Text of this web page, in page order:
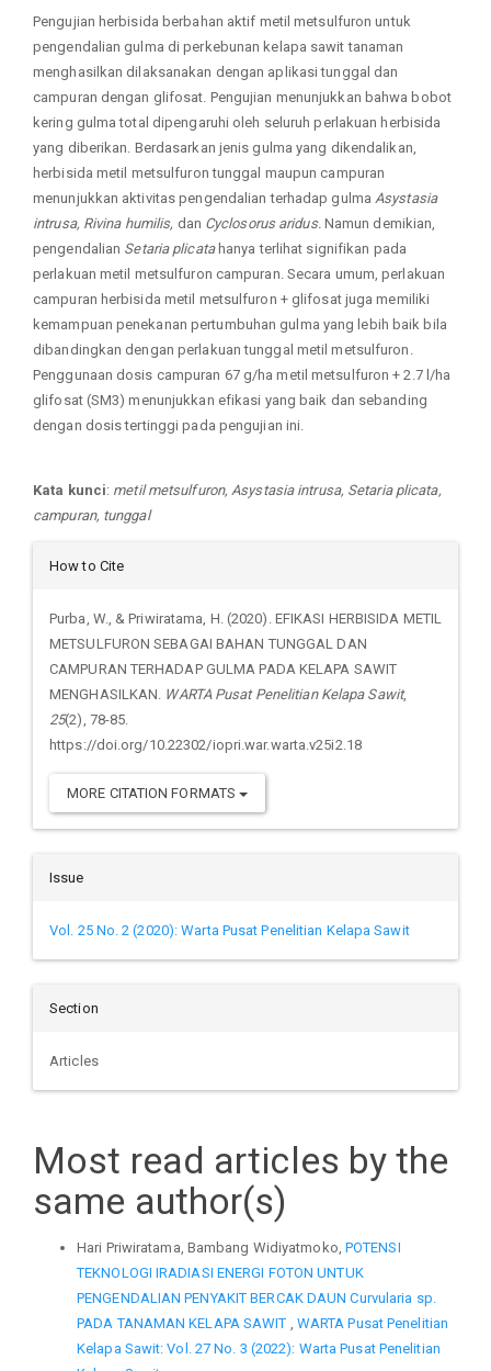
Pengujian herbisida berbahan aktif metil metsulfuron untuk
pengendalian gulma di perkebunan kelapa sawit tanaman
menghasilkan dilaksanakan dengan aplikasi tunggal dan
campuran dengan glifosat. Pengujian menunjukkan bahwa bobot
kering gulma total dipengaruhi oleh seluruh perlakuan herbisida
yang diberikan. Berdasarkan jenis gulma yang dikendalikan,
herbisida metil metsulfuron tunggal maupun campuran
menunjukkan aktivitas pengendalian terhadap gulmaAsystasia
intrusa, Rivina humilis, dan Cyclosorus aridus. Namun demikian,
pengendalian Setaria plicata hanya terlihat signifikan pada
perlakuan metil metsulfuron campuran. Secara umum, perlakuan
campuran herbisida metil metsulfuron + glifosat juga memiliki
kemampuan penekanan pertumbuhan gulma yang lebih baik bila
dibandingkan dengan perlakuan tunggal metil metsulfuron.
Penggunaan dosis campuran 67 g/ha metil metsulfuron + 2.7 l/ha
glifosat (SM3) menunjukkan efikasi yang baik dan sebanding
dengan dosis tertinggi pada pengujian ini.
Kata kunci: metil metsulfuron, Asystasia intrusa, Setaria plicata,
campuran, tunggal
Article
Details
How to Cite
Purba, W., & Priwiratama, H. (2020). EFIKASI HERBISIDA METIL
METSULFURON SEBAGAI BAHAN TUNGGAL DAN
CAMPURAN TERHADAP GULMA PADA KELAPA SAWIT
MENGHASILKAN. WARTA Pusat Penelitian Kelapa Sawit,
25(2), 78-85.
https://doi.org/10.22302/iopri.war.warta.v25i2.18
MORE CITATION FORMATS
Issue
Vol. 25 No. 2 (2020): Warta Pusat Penelitian Kelapa Sawit
Section
Articles
Most read articles by the
same author(s)
Hari Priwiratama, Bambang Widiyatmoko, POTENSI
TEKNOLOGI IRADIASI ENERGI FOTON UNTUK
PENGENDALIAN PENYAKIT BERCAK DAUN Curvularia sp.
PADA TANAMAN KELAPA SAWIT
WARTA Pusat Penelitian
Kelapa Sawit: Vol. 27 No. 3 (2022): Warta Pusat Penelitian